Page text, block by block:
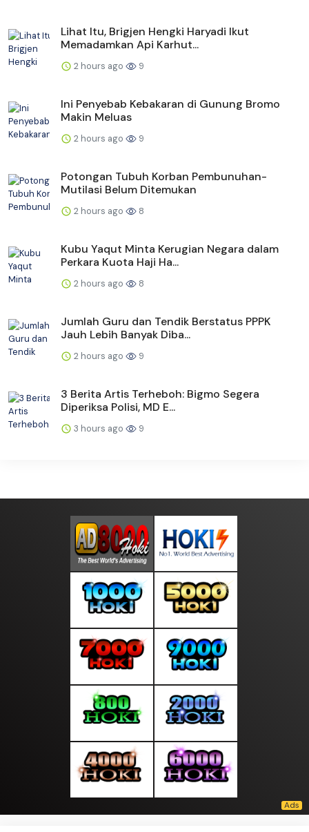
Lihat Itu, Brigjen Hengki Haryadi Ikut
Memadamkan Api Karhut...
2 hours ago 9
Ini Penyebab Kebakaran di Gunung Bromo
Makin Meluas
2 hours ago 9
Potongan Tubuh Korban Pembunuhan-
Mutilasi Belum Ditemukan
2 hours ago 8
Kubu Yaqut Minta Kerugian Negara dalam
Perkara Kuota Haji Ha...
2 hours ago 8
Jumlah Guru dan Tendik Berstatus PPPK
Jauh Lebih Banyak Diba...
2 hours ago 9
3 Berita Artis Terheboh: Bigmo Segera
Diperiksa Polisi, MD E...
3 hours ago 9